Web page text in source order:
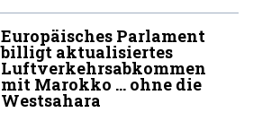
Europäisches Parlament
billigt aktualisiertes
Luftverkehrsabkommen
mit Marokko … ohne die
Westsahara